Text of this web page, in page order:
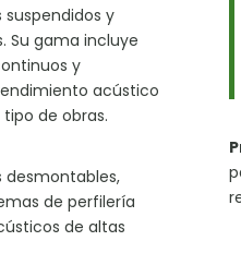
y
Su gama incluye
y
acústico
de obras.
de perfilería
de altas